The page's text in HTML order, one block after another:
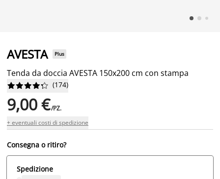
AVESTA Plus
Tenda da doccia AVESTA 150x200 cm con stampa





 (174)
9,00 €/PZ.
+ eventuali costi di spedizione
Consegna o ritiro?
Spedizione